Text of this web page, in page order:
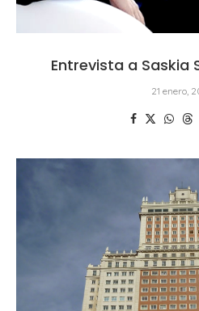
Entrevista a Saskia
21 enero,